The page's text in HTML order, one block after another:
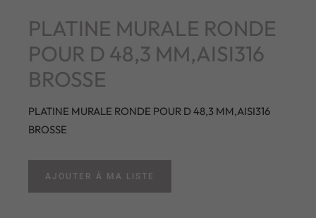
PLATINE MURALE RONDE
POUR D 48,3 MM,AISI316
BROSSE
PLATINE MURALE RONDE POUR D 48,3 MM,AISI316
BROSSE
AJOUTER À MA LISTE